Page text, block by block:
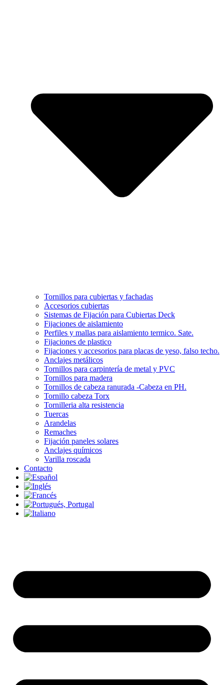
Tornillos para cubiertas y fachadas
Accesorios cubiertas
Sistemas de Fijación para Cubiertas Deck
Fijaciones de aislamiento
Perfiles y mallas para aislamiento termico. Sate.
Fijaciones de plastico
Fijaciones y accesorios para placas de yeso, falso techo.
Anclajes metálicos
Tornillos para carpintería de metal y PVC
Tornillos para madera
Tornillos de cabeza ranurada -Cabeza en PH.
Tornillo cabeza Torx
Tornilleria alta resistencia
Tuercas
Arandelas
Remaches
Fijación paneles solares
Anclajes químicos
Varilla roscada
Contacto